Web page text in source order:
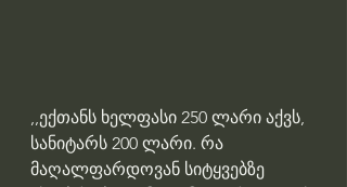
,,ექთანს ხელფასი 250 ლარი აქვს,
სანიტარს 200 ლარი. რა
მაღალფარდოვან სიტყვებზე